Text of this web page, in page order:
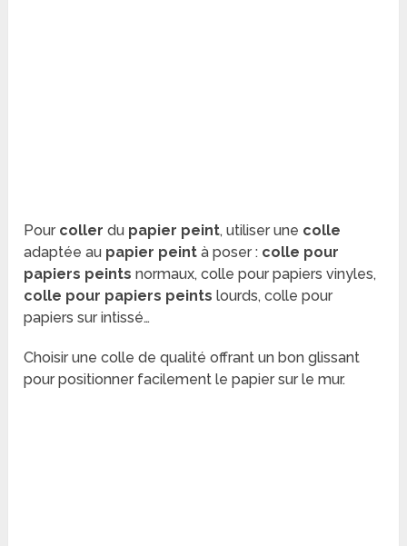
Pour collerdu papier peint, utiliser une colle
adaptée au papier peint à poser : colle pour
papiers peints normaux, colle pour papiers vinyles,
colle pour papiers peints lourds, collepour
papiers sur intissé…
Choisir une colle de qualité offrant un bon glissant
pour positionner facilement le papier sur le mur.